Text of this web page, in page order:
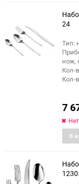
24
Тип:
нож,
Кол-
Кол-
7
В